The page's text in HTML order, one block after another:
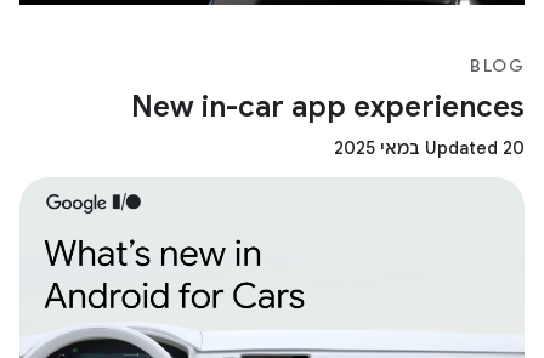
BLOG
New in-car app experiences
Updated 20 במאי 2025